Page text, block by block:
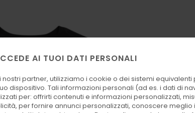
AI TUOI DATI PERSONALI
partner, utilizziamo i cookie o dei sistemi
dispositivo. Tali informazioni personali (ad es. i dati di
per: offrirti contenuti e informazioni personalizzati,
per fornire annunci personalizzati, conoscere meglio